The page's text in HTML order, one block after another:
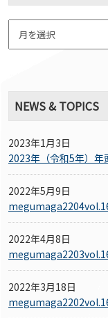
NEWS & TOPICS
2023年1月3日
2023年（令和5年）年
2022年5月9日
2022年4月8日
2022年3月18日